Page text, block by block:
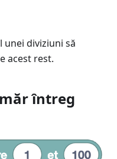
unei diviziuni să
acest rest.
întreg